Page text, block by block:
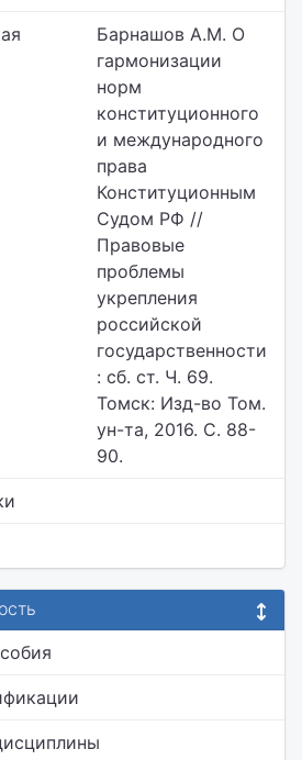
Барнашов А.М. О
гармонизации
норм
конституционного
и международного
права
Конституционным
Судом РФ //
Правовые
проблемы
укрепления
российской
государственности
: сб. ст. Ч. 69.
Томск: Изд-во Том.
ун-та, 2016. С. 88-
90.